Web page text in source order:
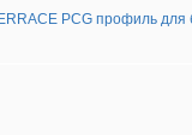
PCG профиль для